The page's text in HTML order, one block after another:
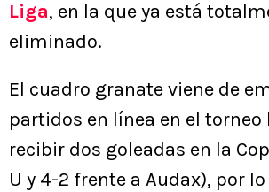
Liga, en la que ya está
eliminado.
El cuadro granate viene de
partidos en línea en el torneo
recibir dos goleadas en la
U y 4-2 frente a Audax), por lo